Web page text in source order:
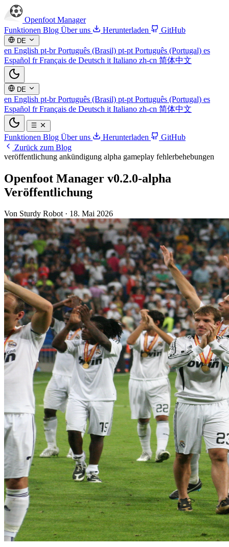
Openfoot Manager
Funktionen Blog Über uns Herunterladen GitHub
DE
en English pt-brPortuguês (Brasil) pt-pt Português (Portugal) es
Español frFrançais de Deutsch it Italiano zh-cn 简体中文
DE
en English pt-brPortuguês (Brasil) pt-pt Português (Portugal) es
Español frFrançais de Deutsch it Italiano zh-cn 简体中文
Funktionen Blog Über uns Herunterladen
GitHub
Zurück zum Blog
veröffentlichung ankündigung alpha gameplay fehlerbehebungen
Openfoot Manager v0.2.0-alpha
Veröffentlichung
Von Sturdy Robot · 18. Mai 2026